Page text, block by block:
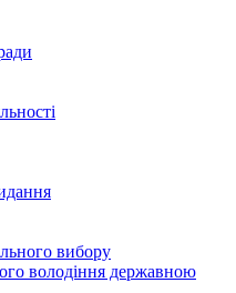
вибору
володіння державною